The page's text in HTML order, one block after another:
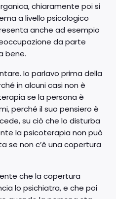
chiaramente poi si
a livello psicologico
anche ad esempio
da parte
bene.
Io parlavo prima della
in alcuni casi non è
se la persona è
perché il suo pensiero è
su ciò che lo disturba
la psicoterapia non può
se non c’è una copertura
che la copertura
lo psichiatra, e che poi